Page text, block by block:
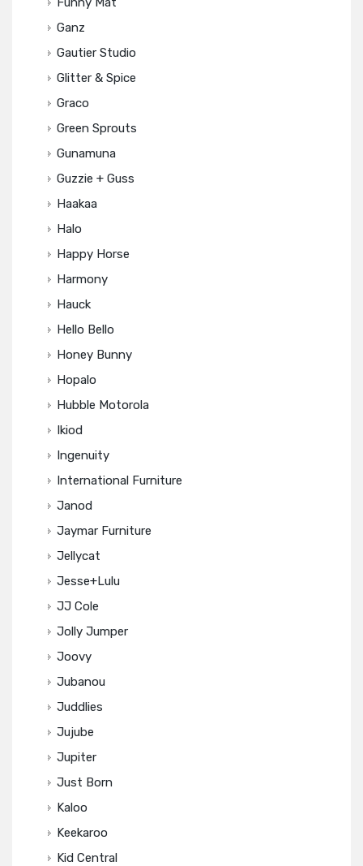
Ganz
Gautier Studio
Glitter & Spice
Graco
Green Sprouts
Gunamuna
Guzzie + Guss
Haakaa
Halo
Happy Horse
Harmony
Hauck
Hello Bello
Honey Bunny
Hopalo
Hubble Motorola
Ikiod
Ingenuity
International Furniture
Janod
Jaymar Furniture
Jellycat
Jesse+Lulu
JJ Cole
Jolly Jumper
Joovy
Jubanou
Juddlies
Jujube
Jupiter
Just Born
Kaloo
Keekaroo
Kid Central